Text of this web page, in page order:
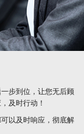
步到位，让您无后顾
及时行动！
以及时响应，彻底解